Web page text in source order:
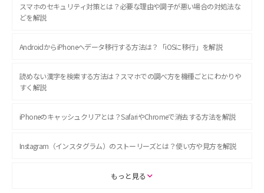
スマホのセキュリティ対策とは？必要な理由や調子が悪い場合の対処法な
どを解説
AndroidからiPhoneへデータ移行する方法は？「iOSに移行」を解説
読めない漢字を検索する方法は？スマホでの調べ方を機種ごとにわかりや
すく解説
iPhoneのキャッシュクリアとは？SafariやChromeで消去する方法を解説
Instagram（インスタグラム）のストーリーズとは？使い方や見方を解説
ASMRとは？初心者向けの代表ジャンルや楽しみ方を解説
もっと見る